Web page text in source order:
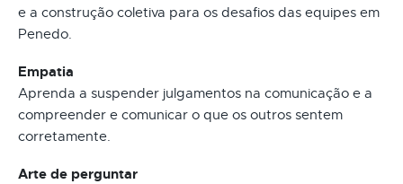
e a construção coletiva para os desafios das equipes em
Penedo.
Empatia
Aprenda a suspender julgamentos na comunicação e a
compreender e comunicar o que os outros sentem
corretamente.
Arte de perguntar